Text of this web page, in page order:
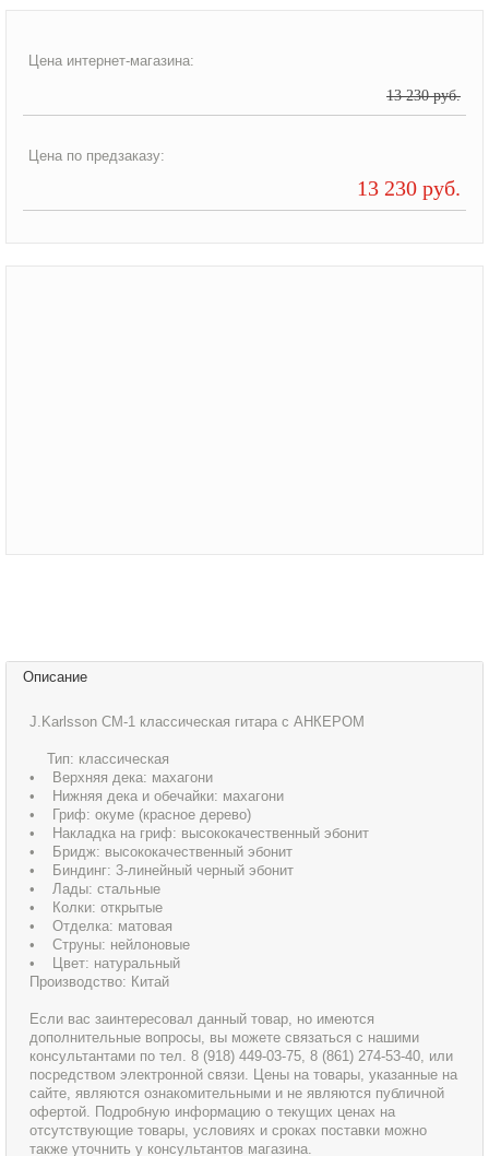
Цена интернет-магазина:
13 230 руб.
Цена по предзаказу:
13 230 руб.
Описание
J.Karlsson CM-1 классическая гитара с АНКЕРОМ
Тип: классическая
• Верхняя дека: махагони
• Нижняя дека и обечайки: махагони
• Гриф: окуме (красное дерево)
• Накладка на гриф: высококачественный эбонит
• Бридж: высококачественный эбонит
• Биндинг: 3-линейный черный эбонит
• Лады: стальные
• Колки: открытые
• Отделка: матовая
• Струны: нейлоновые
• Цвет: натуральный
Производство: Китай
Если вас заинтересовал данный товар, но имеются
дополнительные вопросы, вы можете связаться с нашими
консультантами по тел. 8 (918) 449-03-75, 8 (861) 274-53-40, или
посредством электронной связи. Цены на товары, указанные на
сайте, являются ознакомительными и не являются публичной
офертой. Подробную информацию о текущих ценах на
отсутствующие товары, условиях и сроках поставки можно
также уточнить у консультантов магазина.